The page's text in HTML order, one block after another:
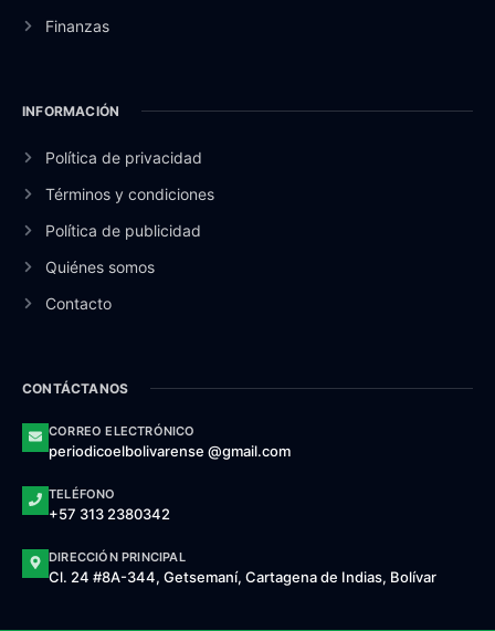
Finanzas
INFORMACIÓN
Política de privacidad
Términos y condiciones
Política de publicidad
Quiénes somos
Contacto
CONTÁCTANOS
CORREO ELECTRÓNICO
periodicoelbolivarense @gmail.com
TELÉFONO
+57 313 2380342
DIRECCIÓN PRINCIPAL
Cl. 24 #8A-344, Getsemaní, Cartagena de Indias, Bolívar